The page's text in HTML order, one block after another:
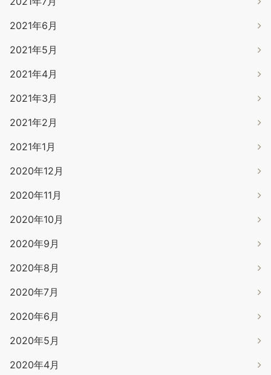
2021年6月
2021年5月
2021年4月
2021年3月
2021年2月
2021年1月
2020年12月
2020年11月
2020年10月
2020年9月
2020年8月
2020年7月
2020年6月
2020年5月
2020年4月